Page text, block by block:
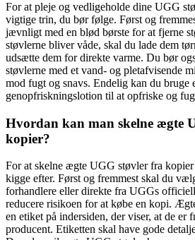
For at pleje og vedligeholde dine UGG
vigtige trin, du bør følge. Først og
jævnligt med en blød børste for at fjerne
støvlerne bliver våde, skal du lade dem
udsætte dem for direkte varme. Du bør
støvlerne med et vand- og pletafvisende
mod fugt og snavs. Endelig kan du bruge
genopfriskningslotion til at opfriske og
Hvordan kan man skelne ægte
kopier?
For at skelne ægte UGG støvler fra
kigge efter. Først og fremmest skal du
forhandlere eller direkte fra UGGs
reducere risikoen for at købe en kopi.
en etiket på indersiden, der viser, at de er
producent. Etiketten skal have gode